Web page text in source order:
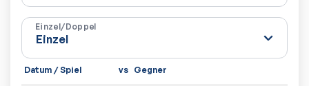
Einzel/Doppel
Datum / Spiel vs Gegner